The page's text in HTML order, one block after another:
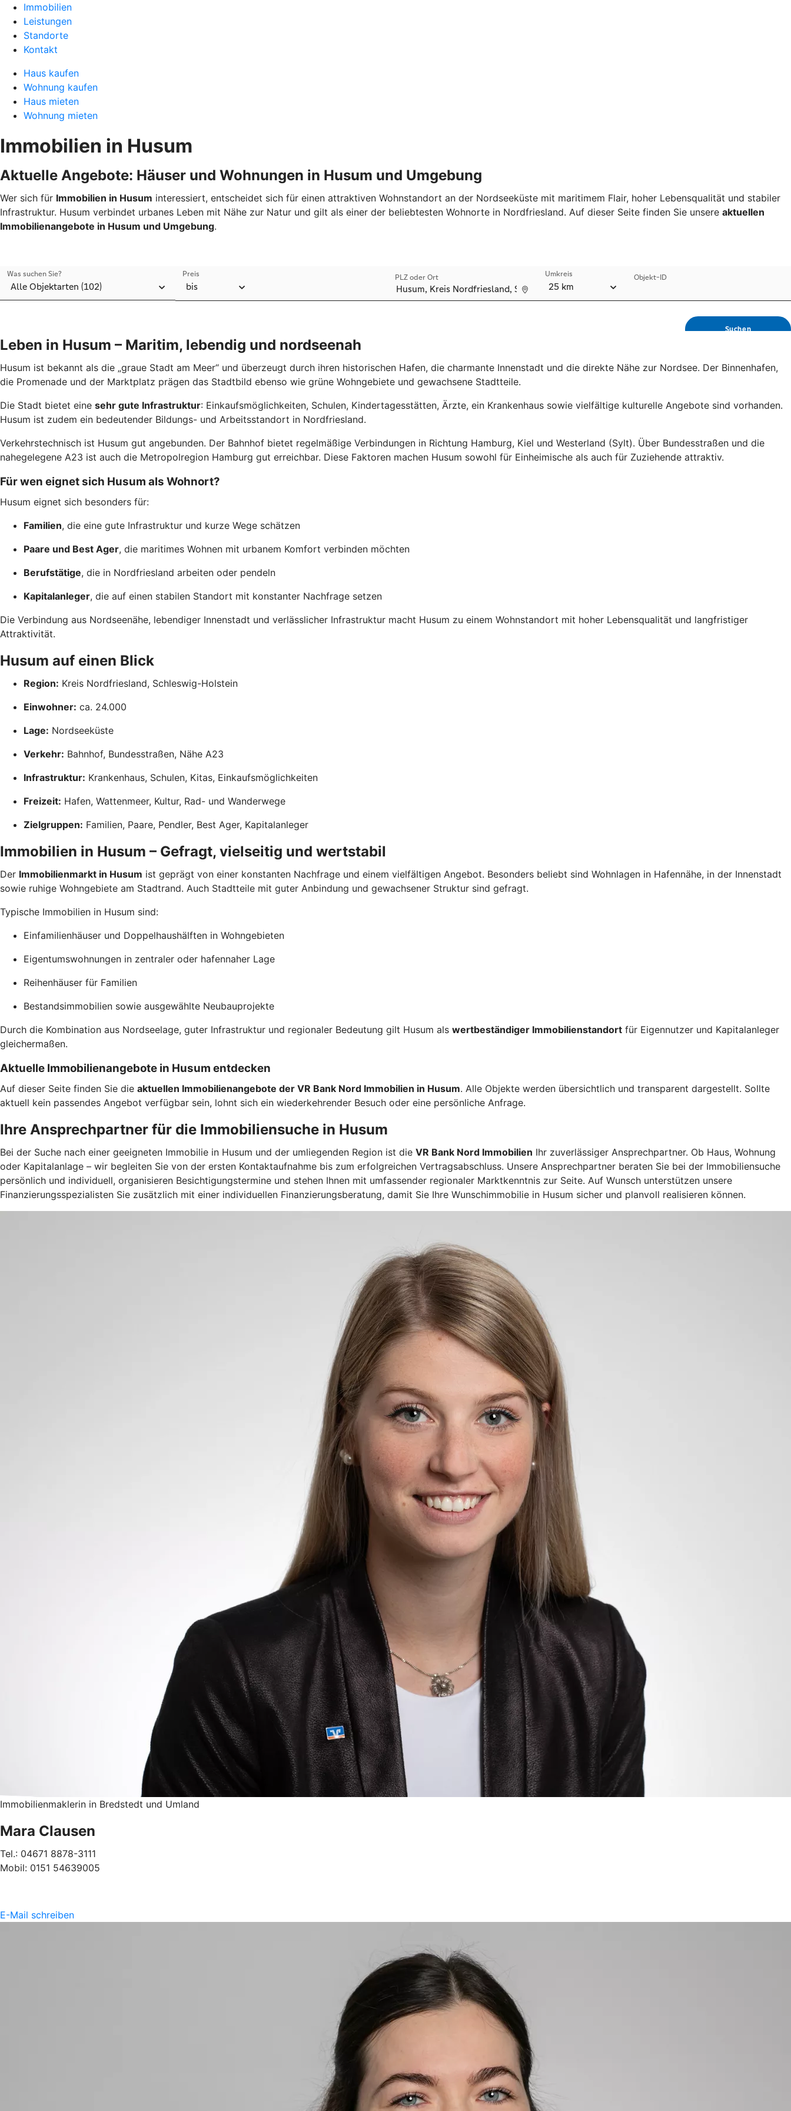
Immobilien
Leistungen
Standorte
Kontakt
Haus kaufen
Wohnung kaufen
Haus mieten
Wohnung mieten
Immobilien in Husum
Aktuelle Angebote: Häuser und Wohnungen in Husum und Umgebung
Wer sich für Immobilien in Husum interessiert, entscheidet sich für einen attraktiven Wohnstandort an der Nordseeküste mit maritimem Flair, hoher Lebensqualität und stabiler
Infrastruktur. Husum verbindet urbanes Leben mit Nähe zur Natur und gilt als einer der beliebtesten Wohnorte in Nordfriesland. Auf dieser Seite finden Sie unsere aktuellen
Immobilienangebote in Husum und Umgebung.
Leben in Husum – Maritim, lebendig und nordseenah
Husum ist bekannt als die „graue Stadt am Meer“ und überzeugt durch ihren historischen Hafen, die charmante Innenstadt und die direkte Nähe zur Nordsee. Der Binnenhafen,
die Promenade und der Marktplatz prägen das Stadtbild ebenso wie grüne Wohngebiete und gewachsene Stadtteile.
Die Stadt bietet eine sehr gute Infrastruktur: Einkaufsmöglichkeiten, Schulen, Kindertagesstätten, Ärzte, ein Krankenhaus sowie vielfältige kulturelle Angebote sind vorhanden.
Husum ist zudem ein bedeutender Bildungs- und Arbeitsstandort in Nordfriesland.
Verkehrstechnisch ist Husum gut angebunden. Der Bahnhof bietet regelmäßige Verbindungen in Richtung Hamburg, Kiel und Westerland (Sylt). Über Bundesstraßen und die
nahegelegene A23 ist auch die Metropolregion Hamburg gut erreichbar. Diese Faktoren machen Husum sowohl für Einheimische als auch für Zuziehende attraktiv.
Für wen eignet sich Husum als Wohnort?
Husum eignet sich besonders für:
Familien, die eine gute Infrastruktur und kurze Wege schätzen
Paare und Best Ager, die maritimes Wohnen mit urbanem Komfort verbinden möchten
Berufstätige, die in Nordfriesland arbeiten oder pendeln
Kapitalanleger, die auf einen stabilen Standort mit konstanter Nachfrage setzen
Die Verbindung aus Nordseenähe, lebendiger Innenstadt und verlässlicher Infrastruktur macht Husum zu einem Wohnstandort mit hoher Lebensqualität und langfristiger
Attraktivität.
Husum auf einen Blick
Region: Kreis Nordfriesland, Schleswig-Holstein
Einwohner: ca. 24.000
Lage: Nordseeküste
Verkehr: Bahnhof, Bundesstraßen, Nähe A23
Infrastruktur: Krankenhaus, Schulen, Kitas, Einkaufsmöglichkeiten
Freizeit: Hafen, Wattenmeer, Kultur, Rad- und Wanderwege
Zielgruppen: Familien, Paare, Pendler, Best Ager, Kapitalanleger
Immobilien in Husum – Gefragt, vielseitig und wertstabil
Der Immobilienmarkt in Husum ist geprägt von einer konstanten Nachfrage und einem vielfältigen Angebot. Besonders beliebt sind Wohnlagen in Hafennähe, in der Innenstadt
sowie ruhige Wohngebiete am Stadtrand. Auch Stadtteile mit guter Anbindung und gewachsener Struktur sind gefragt.
Typische Immobilien in Husum sind:
Einfamilienhäuser und Doppelhaushälften in Wohngebieten
Eigentumswohnungen in zentraler oder hafennaher Lage
Reihenhäuser für Familien
Bestandsimmobilien sowie ausgewählte Neubauprojekte
Durch die Kombination aus Nordseelage, guter Infrastruktur und regionaler Bedeutung gilt Husum als wertbeständiger Immobilienstandort für Eigennutzer und Kapitalanleger
gleichermaßen.
Aktuelle Immobilienangebote in Husum entdecken
Auf dieser Seite finden Sie die aktuellen Immobilienangebote der VR Bank Nord Immobilien in Husum. Alle Objekte werden übersichtlich und transparent dargestellt. Sollte
aktuell kein passendes Angebot verfügbar sein, lohnt sich ein wiederkehrender Besuch oder eine persönliche Anfrage.
Ihre Ansprechpartner für die Immobiliensuche in Husum
Bei der Suche nach einer geeigneten Immobilie in Husum und der umliegenden Region ist die VR Bank Nord Immobilien Ihr zuverlässiger Ansprechpartner. Ob Haus, Wohnung
oder Kapitalanlage – wir begleiten Sie von der ersten Kontaktaufnahme bis zum erfolgreichen Vertragsabschluss. Unsere Ansprechpartner beraten Sie bei der Immobiliensuche
persönlich und individuell, organisieren Besichtigungstermine und stehen Ihnen mit umfassender regionaler Marktkenntnis zur Seite. Auf Wunsch unterstützen unsere
Finanzierungsspezialisten Sie zusätzlich mit einer individuellen Finanzierungsberatung, damit Sie Ihre Wunschimmobilie in Husum sicher und planvoll realisieren können.
Immobilienmaklerin in Bredstedt und Umland
Mara Clausen
Tel.: 04671 8878-3111
Mobil: 0151 54639005
E-Mail schreiben